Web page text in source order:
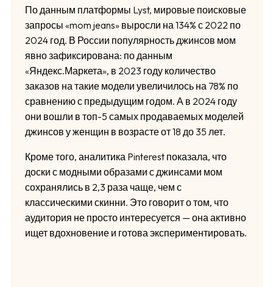
По данным платформы Lyst, мировые поисковые
запросы «mom jeans» выросли на 134% с 2022 по
2024 год. В России популярность джинсов мом
явно зафиксирована: по данным
«Яндекс.Маркета», в 2023 году количество
заказов на такие модели увеличилось на 78% по
сравнению с предыдущим годом. А в 2024 году
они вошли в топ-5 самых продаваемых моделей
джинсов у женщин в возрасте от 18 до 35 лет.
Кроме того, аналитика Pinterest показала, что
доски с модными образами с джинсами мом
сохранялись в 2,3 раза чаще, чем с
классическими скинни. Это говорит о том, что
аудитория не просто интересуется — она активно
ищет вдохновение и готова экспериментировать.